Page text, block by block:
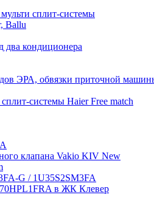
сплит-системы
Ballu
два кондиционера
ЭРА, обвязки приточной
системы Haier Free match
клапана Vakio KIV New
G / 1U35S2SM3FA
в ЖК Клевер